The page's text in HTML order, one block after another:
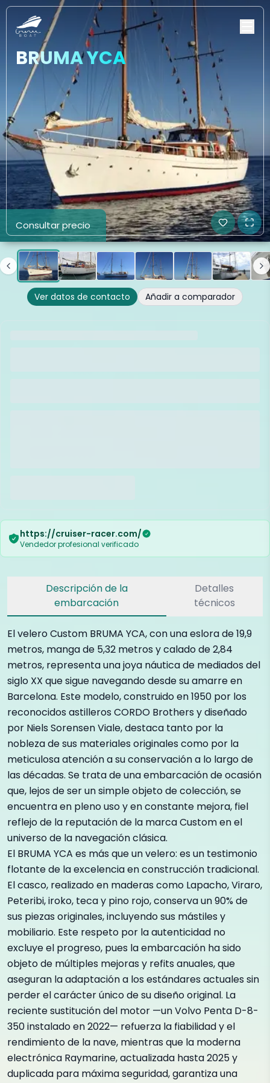
BRUMA YCA
Consultar precio
Ver datos de contacto Añadir a comparador
https://cruiser-racer.com/
Vendedor profesional verificado
Descripción de la
embarcación
Detalles
técnicos
El velero Custom BRUMA YCA, con una eslora de 19,9
metros, manga de 5,32 metros y calado de 2,84
metros, representa una joya náutica de mediados del
siglo XX que sigue navegando desde su amarre en
Barcelona. Este modelo, construido en 1950 por los
reconocidos astilleros CORDO Brothers y diseñado
por Niels Sorensen Viale, destaca tanto por la
nobleza de sus materiales originales como por la
meticulosa atención a su conservación a lo largo de
las décadas. Se trata de una embarcación de ocasión
que, lejos de ser un simple objeto de colección, se
encuentra en pleno uso y en constante mejora, fiel
reflejo de la reputación de la marca Custom en el
universo de la navegación clásica.
El BRUMA YCA es más que un velero: es un testimonio
flotante de la excelencia en construcción tradicional.
El casco, realizado en maderas como Lapacho, Viraro,
Peteribi, iroko, teca y pino rojo, conserva un 90% de
sus piezas originales, incluyendo sus mástiles y
mobiliario. Este respeto por la autenticidad no
excluye el progreso, pues la embarcación ha sido
objeto de múltiples mejoras y refits anuales, que
aseguran la adaptación a los estándares actuales sin
perder el carácter único de su diseño original. La
reciente sustitución del motor —un Volvo Penta D-8-
350 instalado en 2022— refuerza la fiabilidad y el
rendimiento de la nave, mientras que la moderna
electrónica Raymarine, actualizada hasta 2025 y
duplicada para máxima seguridad, garantiza una